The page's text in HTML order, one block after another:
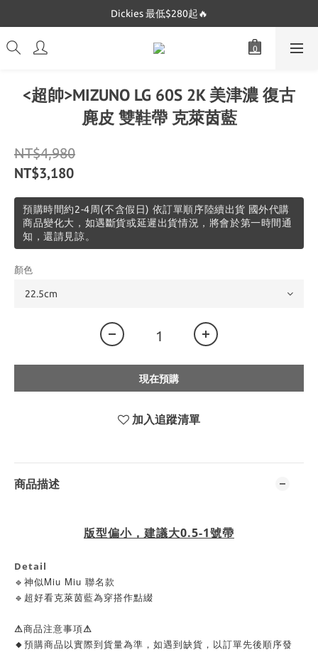
Dickies 最低$280起🔥
Dickies 最低$280起🔥
Mucent 全網最低🔥
<超帥>MIZUNO LG 60S 2K 美津濃 復古
麂皮 雙鞋帶 克萊茵藍
NT$4,980
NT$3,180
預購時間約2-4周(不含假日) 依訂單順序陸續出貨 國外代購
商品變化大，如遇斷貨或延遲出貨情況，將會於第一時間通
知，還請見諒。
顏色
現在預購
加入追蹤清單
商品描述
版型偏小，建議大0.5-1號帶
Detail
🔹神似Miu Miu 聯名款
🔹超好看克萊茵藍為穿搭作點綴
⚠商品注意事項⚠
🔸預購商品以實際到貨量為準，如遇到缺貨，以訂單先後順序發